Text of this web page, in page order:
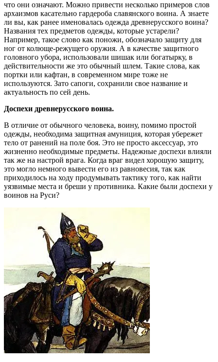
что они означают. Можно привести несколько примеров слов
архаизмов касательно гардероба славянского воина. А знаете
ли вы, как ранее именовалась одежда древнерусского воина?
Названия тех предметов одежды, которые устарели?
Например, такое слово как поножи, обозначало защиту для
ног от колюще-режущего оружия. А в качестве защитного
головного убора, использовали шишак или богатырку, в
действительности же это обычный шлем. Такие слова, как
портки или кафтан, в современном мире тоже не
используются. Зато сапоги, сохранили свое название и
актуальность по сей день.
Доспехи древнерусского воина.
В отличие от обычного человека, воину, помимо простой
одежды, необходима защитная амуниция, которая убережет
тело от ранений на поле боя. Это не просто аксессуар, это
жизненно необходимые предметы. Надежные доспехи влияли
так же на настрой врага. Когда враг видел хорошую защиту,
это могло немного вывести его из равновесия, так как
приходилось на ходу продумывать тактику того, как найти
уязвимые места и бреши у противника. Какие были доспехи у
воинов на Руси?